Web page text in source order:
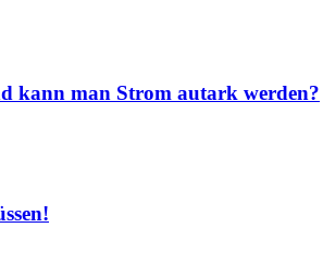
kann man Strom autark werden?